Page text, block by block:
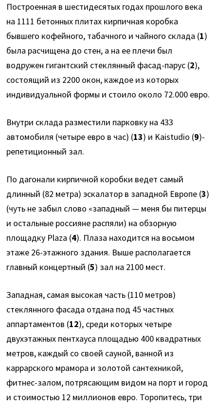
Построенная в шестидесятых годах прошлого века
на 1111 бетонных плитах кирпичная коробка
бывшего кофейного, табачного и чайного склада (1)
была расчищена до стен, а на ее плечи был
водружен гигантский стеклянный фасад-парус (2),
состоящий из 2200 окон, каждое из которых
индивидуальной формы и стоило около 72.000 евро.
Внутри склада разместили парковку на 433
автомобиля (четыре евро в час) (13) и Kaistudio (9)-
репетиционный зал.
По дагонали кирпичной коробки ведет самый
длинный (82 метра) эскалатор в западной Европе (3)
(чуть не забыл слово «западный — меня бы питерцы
и остальные россияне распяли) на обзорную
площадку Plaza (4). Плаза находится на восьмом
этаже 26-этажного здания. Выше располагается
главный концертный (5) зал на 2100 мест.
Западная, самая высокая часть (110 метров)
стеклянного фасада отдана под 45 частных
аппартаментов (12), среди которых четыре
двухэтажных пентхауса площадью 400 квадратных
метров, каждый со своей сауной, ванной из
каррарского мрамора и золотой сантехникой,
фитнес-залом, потрясающим видом на порт и город
и стоимостью 12 миллионов евро. Торопитесь, три